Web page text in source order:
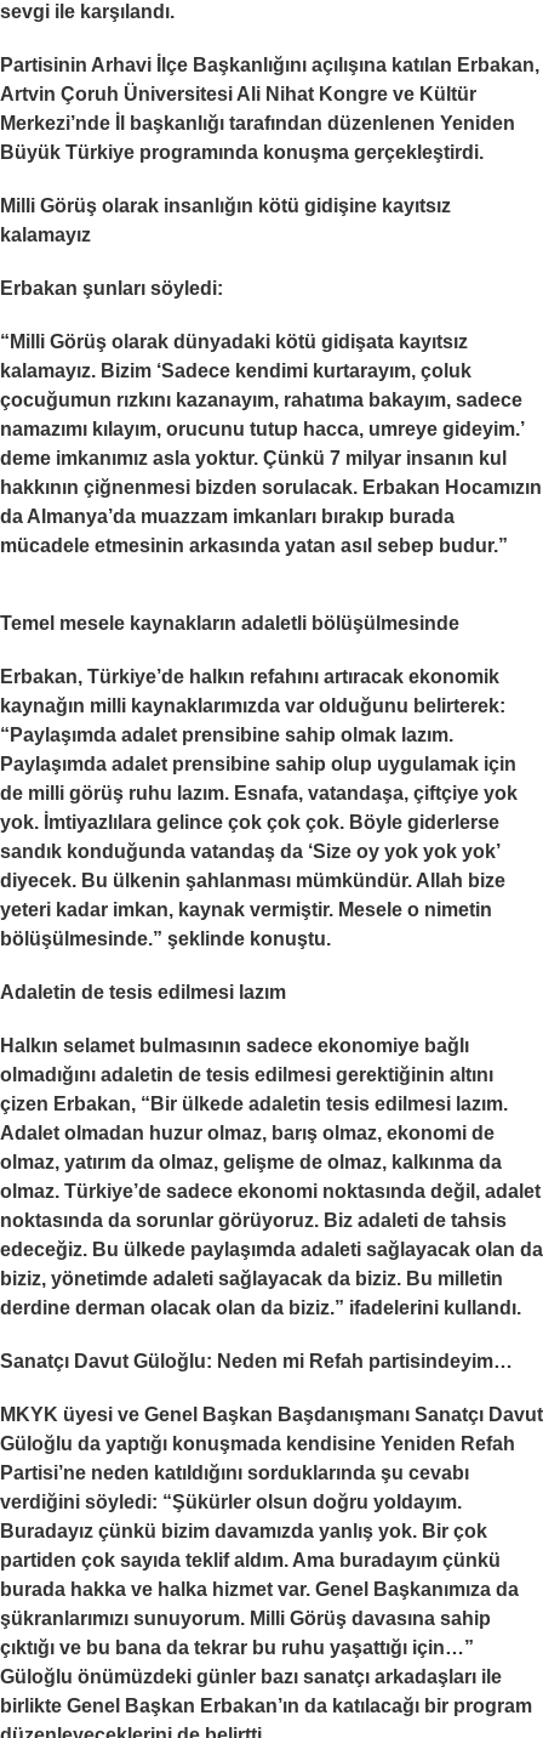
sevgi ile karşılandı.
Partisinin Arhavi İlçe Başkanlığını açılışına katılan Erbakan,
Artvin Çoruh Üniversitesi Ali Nihat Kongre ve Kültür
Merkezi’nde İl başkanlığı tarafından düzenlenen Yeniden
Büyük Türkiye programında konuşma gerçekleştirdi.
Milli Görüş olarak insanlığın kötü gidişine kayıtsız
kalamayız
Erbakan şunları söyledi:
“Milli Görüş olarak dünyadaki kötü gidişata kayıtsız
kalamayız. Bizim ‘Sadece kendimi kurtarayım, çoluk
çocuğumun rızkını kazanayım, rahatıma bakayım, sadece
namazımı kılayım, orucunu tutup hacca, umreye gideyim.’
deme imkanımız asla yoktur. Çünkü 7 milyar insanın kul
hakkının çiğnenmesi bizden sorulacak. Erbakan Hocamızın
da Almanya’da muazzam imkanları bırakıp burada
mücadele etmesinin arkasında yatan asıl sebep budur.”
Temel mesele kaynakların adaletli bölüşülmesinde
Erbakan, Türkiye’de halkın refahını artıracak ekonomik
kaynağın milli kaynaklarımızda var olduğunu belirterek:
“Paylaşımda adalet prensibine sahip olmak lazım.
Paylaşımda adalet prensibine sahip olup uygulamak için
de milli görüş ruhu lazım. Esnafa, vatandaşa, çiftçiye yok
yok. İmtiyazlılara gelince çok çok çok. Böyle giderlerse
sandık konduğunda vatandaş da ‘Size oy yok yok yok’
diyecek. Bu ülkenin şahlanması mümkündür. Allah bize
yeteri kadar imkan, kaynak vermiştir. Mesele o nimetin
bölüşülmesinde.” şeklinde konuştu.
Adaletin de tesis edilmesi lazım
Halkın selamet bulmasının sadece ekonomiye bağlı
olmadığını adaletin de tesis edilmesi gerektiğinin altını
çizen Erbakan, “Bir ülkede adaletin tesis edilmesi lazım.
Adalet olmadan huzur olmaz, barış olmaz, ekonomi de
olmaz, yatırım da olmaz, gelişme de olmaz, kalkınma da
olmaz. Türkiye’de sadece ekonomi noktasında değil, adalet
noktasında da sorunlar görüyoruz. Biz adaleti de tahsis
edeceğiz. Bu ülkede paylaşımda adaleti sağlayacak olan da
biziz, yönetimde adaleti sağlayacak da biziz. Bu milletin
derdine derman olacak olan da biziz.” ifadelerini kullandı.
Sanatçı Davut Güloğlu: Neden mi Refah partisindeyim…
MKYK üyesi ve Genel Başkan Başdanışmanı Sanatçı Davut
Güloğlu da yaptığı konuşmada kendisine Yeniden Refah
Partisi’ne neden katıldığını sorduklarında şu cevabı
verdiğini söyledi: “Şükürler olsun doğru yoldayım.
Buradayız çünkü bizim davamızda yanlış yok. Bir çok
partiden çok sayıda teklif aldım. Ama buradayım çünkü
burada hakka ve halka hizmet var. Genel Başkanımıza da
şükranlarımızı sunuyorum. Milli Görüş davasına sahip
çıktığı ve bu bana da tekrar bu ruhu yaşattığı için…”
Güloğlu önümüzdeki günler bazı sanatçı arkadaşları ile
birlikte Genel Başkan Erbakan’ın da katılacağı bir program